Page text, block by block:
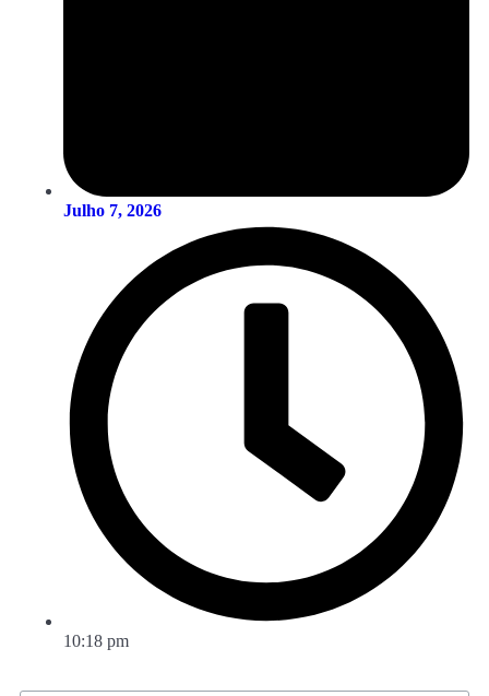
Julho 7, 2026
10:18 pm